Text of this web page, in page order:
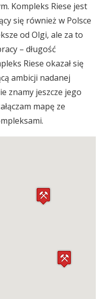
Kompleks Riese jest
się również w Polsce
od Olgi, ale za to
– długość
Riese okazał się
ambicji nadanej
znamy jeszcze jego
mapę ze